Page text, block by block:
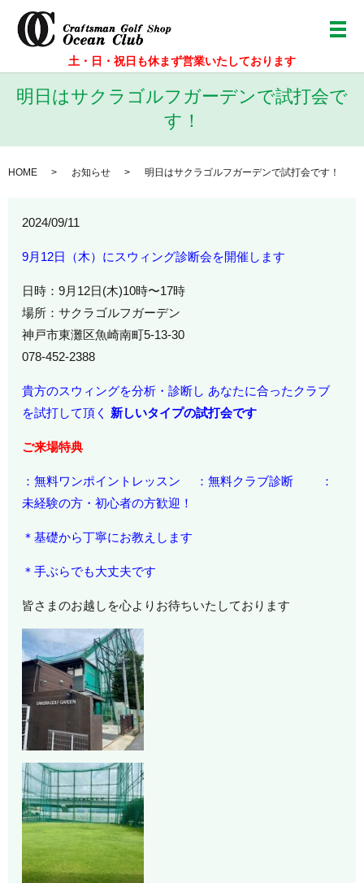
土・日・祝日も休まず営業いたしております
メ
明日はサクラゴルフガーデンで試打会で
す！
HOME お知らせ 明日はサクラゴルフガーデンで試打会です！
2024/09/11
9月12日（木）にスウィング診断会を開催します
日時：9月12日(木)10時〜17時
場所：サクラゴルフガーデン
神戸市東灘区魚崎南町5-13-30
078-452-2388
貴方のスウィングを分析・診断し あなたに合ったクラブ
を試打して頂く 新しいタイプの試打会です
ご来場特典
：無料ワンポイントレッスン ：無料クラブ診断 ：
未経験の方・初心者の方歓迎！
＊基礎から丁寧にお教えします
＊手ぶらでも大丈夫です
皆さまのお越しを心よりお待ちいたしております